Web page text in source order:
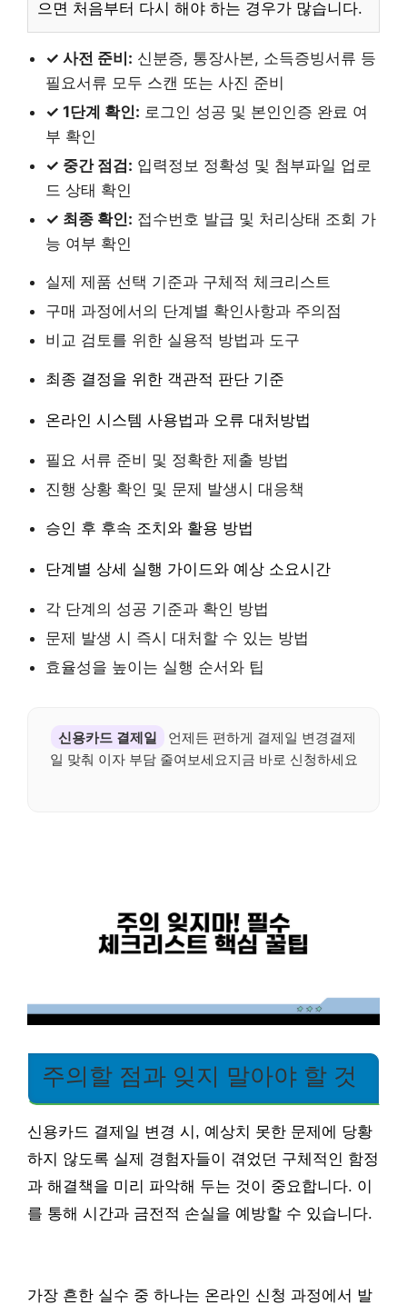
으면 처음부터 다시 해야 하는 경우가 많습니다.
✓ 사전 준비: 신분증, 통장사본, 소득증빙서류 등
필요서류 모두 스캔 또는 사진 준비
✓ 1단계 확인: 로그인 성공 및 본인인증 완료 여
부 확인
✓ 중간 점검: 입력정보 정확성 및 첨부파일 업로
드 상태 확인
✓ 최종 확인: 접수번호 발급 및 처리상태 조회 가
능 여부 확인
실제 제품 선택 기준과 구체적 체크리스트
구매 과정에서의 단계별 확인사항과 주의점
비교 검토를 위한 실용적 방법과 도구
최종 결정을 위한 객관적 판단 기준
온라인 시스템 사용법과 오류 대처방법
필요 서류 준비 및 정확한 제출 방법
진행 상황 확인 및 문제 발생시 대응책
승인 후 후속 조치와 활용 방법
단계별 상세 실행 가이드와 예상 소요시간
각 단계의 성공 기준과 확인 방법
문제 발생 시 즉시 대처할 수 있는 방법
효율성을 높이는 실행 순서와 팁
신용카드 결제일
언제든 편하게 결제일 변경결제
일 맞춰 이자 부담 줄여보세요지금 바로 신청하세요
주의할 점과 잊지 말아야 할 것
신용카드 결제일 변경 시, 예상치 못한 문제에 당황
하지 않도록 실제 경험자들이 겪었던 구체적인 함정
과 해결책을 미리 파악해 두는 것이 중요합니다. 이
를 통해 시간과 금전적 손실을 예방할 수 있습니다.
가장 흔한 실수 중 하나는 온라인 신청 과정에서 발